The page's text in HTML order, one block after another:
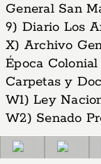
General San
9) Diario Los
X) Archivo
Época
Carpetas y
W1) Ley
W2) Senado
Bienes